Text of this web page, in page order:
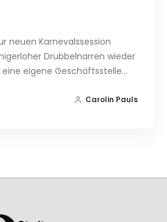
neuen Karnevalssession
Drubbelnarren wieder
eigene Geschäftsstelle…
Carolin Pauls